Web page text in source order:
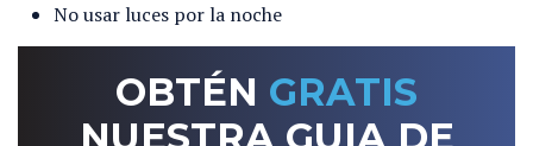
No usar luces por la noche
OBTÉN GRATIS